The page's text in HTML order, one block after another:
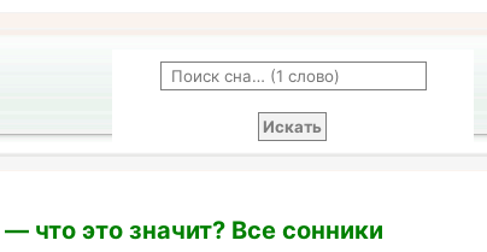
что это значит? Все сонники